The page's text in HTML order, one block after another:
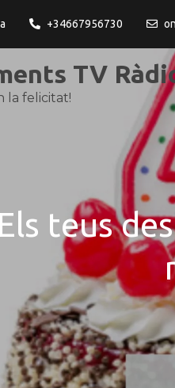
+34667956730
TV
la felicitat!
teus